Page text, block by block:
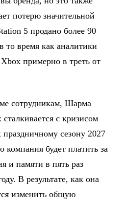
потерю значительной
5 продано более 90
то время как аналитики
примерно в треть от
сотрудникам, Шарма
с кризисом
сезону 2027
компания будет платить за
и памяти в пять раз
В результате, как она
изменить общую